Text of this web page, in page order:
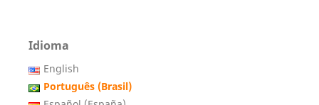
Idioma
English
Português (Brasil)